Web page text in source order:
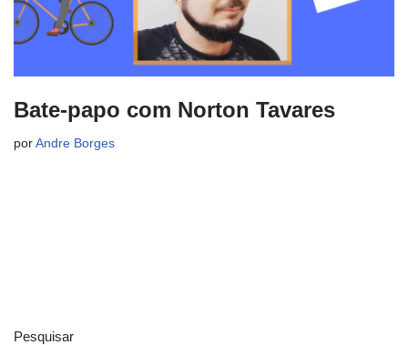
Bate-papo com Norton Tavares
por Andre Borges
Pesquisar